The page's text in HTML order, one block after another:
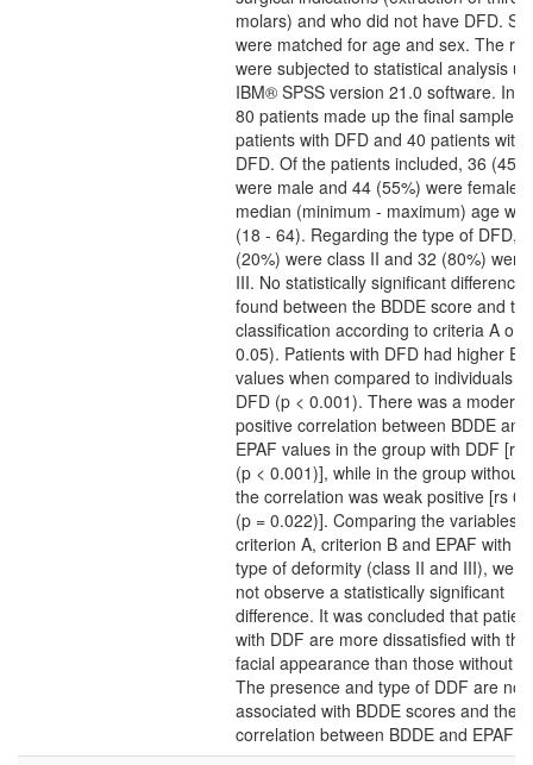
molars) and who did not have DFD.
were matched for age and sex. The
were subjected to statistical analysis
IBM® SPSS version 21.0 software. In
80 patients made up the final sample:
patients with DFD and 40 patients
DFD. Of the patients included, 36
were male and 44 (55%) were female.
median (minimum - maximum) age
(18 - 64). Regarding the type of DFD, 8
(20%) were class II and 32 (80%) were
III. No statistically significant difference
found between the BDDE score and the
classification according to criteria A or
0.05). Patients with DFD had higher
values when compared to individuals
DFD (p < 0.001). There was a
positive correlation between BDDE and
EPAF values in the group with DDF [rs
(p < 0.001)], while in the group without
the correlation was weak positive [rs
(p = 0.022)]. Comparing the variables
criterion A, criterion B and EPAF with
type of deformity (class II and III), we
not observe a statistically significant
difference. It was concluded that
with DDF are more dissatisfied with
facial appearance than those without
The presence and type of DDF are not
associated with BDDE scores and
correlation between BDDE and EPAF